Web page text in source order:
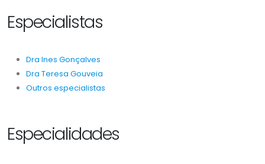
Especialistas
Dra Ines Gonçalves
Dra Teresa Gouveia
Outros especialistas
Especialidades